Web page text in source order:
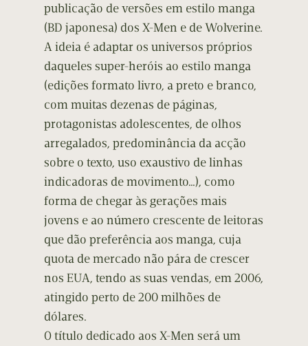
publicação de versões em estilo manga
(BD japonesa) dos X-Men e de Wolverine.
A ideia é adaptar os universos próprios
daqueles super-heróis ao estilo manga
(edições formato livro, a preto e branco,
com muitas dezenas de páginas,
protagonistas adolescentes, de olhos
arregalados, predominância da acção
sobre o texto, uso exaustivo de linhas
indicadoras de movimento…), como
forma de chegar às gerações mais
jovens e ao número crescente de leitoras
que dão preferência aos manga, cuja
quota de mercado não pára de crescer
nos EUA, tendo as suas vendas, em 2006,
atingido perto de 200 milhões de
dólares.
O título dedicado aos X-Men será um